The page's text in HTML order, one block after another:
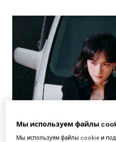
Мы используем файлы
Мы используем файлы cookie и